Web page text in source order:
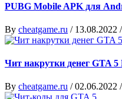
PUBG Mobile APK для
By cheatgame.ru / 13.08.2022 /
Чит накрутки денег GTA 5
By cheatgame.ru /02.06.2022 /